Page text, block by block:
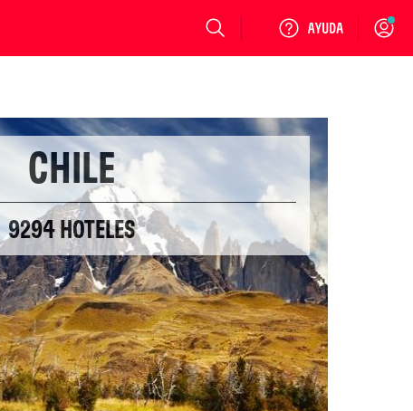
Login
CHILE
9294 HOTELES